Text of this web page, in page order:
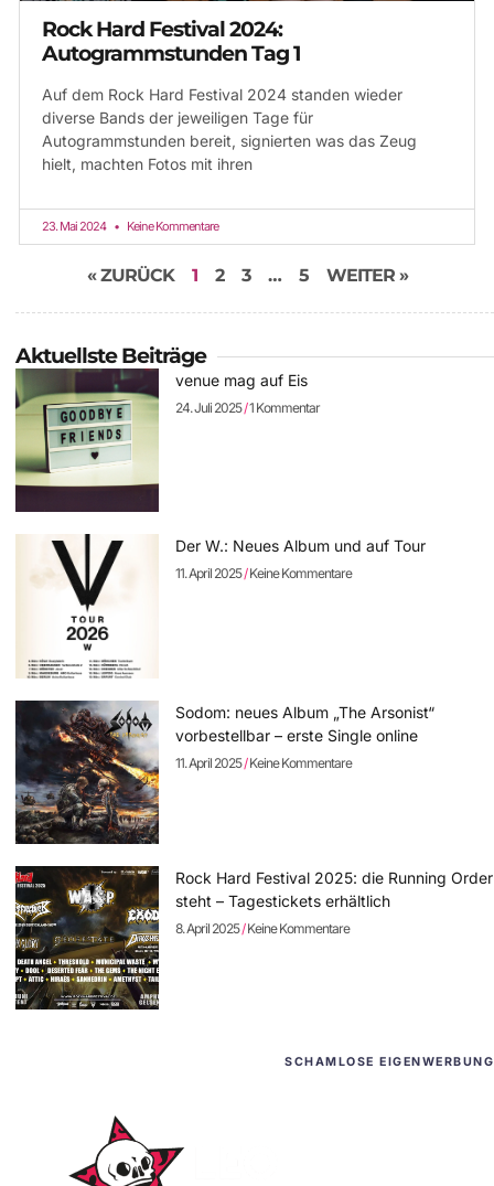
Rock Hard Festival 2024:
Autogrammstunden Tag 1
Auf dem Rock Hard Festival 2024 standen wieder
diverse Bands der jeweiligen Tage für
Autogrammstunden bereit, signierten was das Zeug
hielt, machten Fotos mit ihren
23. Mai 2024 Keine Kommentare
« ZURÜCK 1 2 3 … 5 WEITER »
Aktuellste Beiträge
venue mag auf Eis
24. Juli 2025 1 Kommentar
Der W.: Neues Album und auf Tour
11. April 2025 Keine Kommentare
Sodom: neues Album „The Arsonist“
vorbestellbar – erste Single online
11. April 2025 Keine Kommentare
Rock Hard Festival 2025: die Running Order
steht – Tagestickets erhältlich
8. April 2025 Keine Kommentare
SCHAMLOSE EIGENWERBUNG